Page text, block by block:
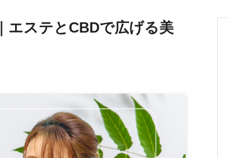
エステとCBDで広げる美